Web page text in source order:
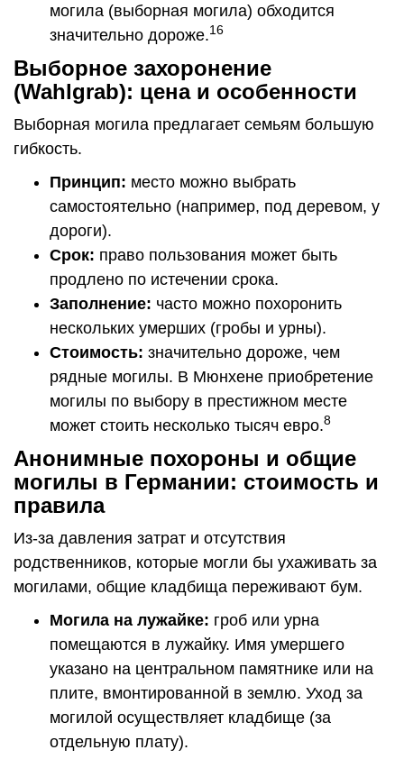
могила (выборная могила) обходится
значительно дороже.16
Выборное захоронение
(Wahlgrab): цена и особенности
Выборная могила предлагает семьям большую
гибкость.
Принцип: место можно выбрать
самостоятельно (например, под деревом, у
дороги).
Срок: право пользования может быть
продлено по истечении срока.
Заполнение: часто можно похоронить
нескольких умерших (гробы и урны).
Стоимость: значительно дороже, чем
рядные могилы. В Мюнхене приобретение
могилы по выбору в престижном месте
может стоить несколько тысяч евро.8
Анонимные похороны и общие
могилы в Германии: стоимость и
правила
Из-за давления затрат и отсутствия
родственников, которые могли бы ухаживать за
могилами, общие кладбища переживают бум.
Могила на лужайке: гроб или урна
помещаются в лужайку. Имя умершего
указано на центральном памятнике или на
плите, вмонтированной в землю. Уход за
могилой осуществляет кладбище (за
отдельную плату).